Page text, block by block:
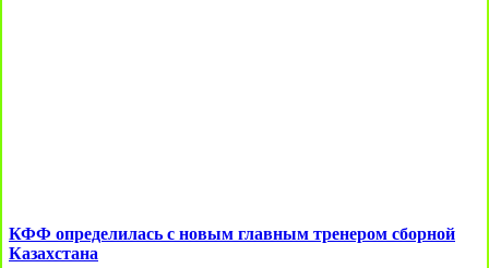
КФФ определилась с новым главным тренером сборной
Казахстана